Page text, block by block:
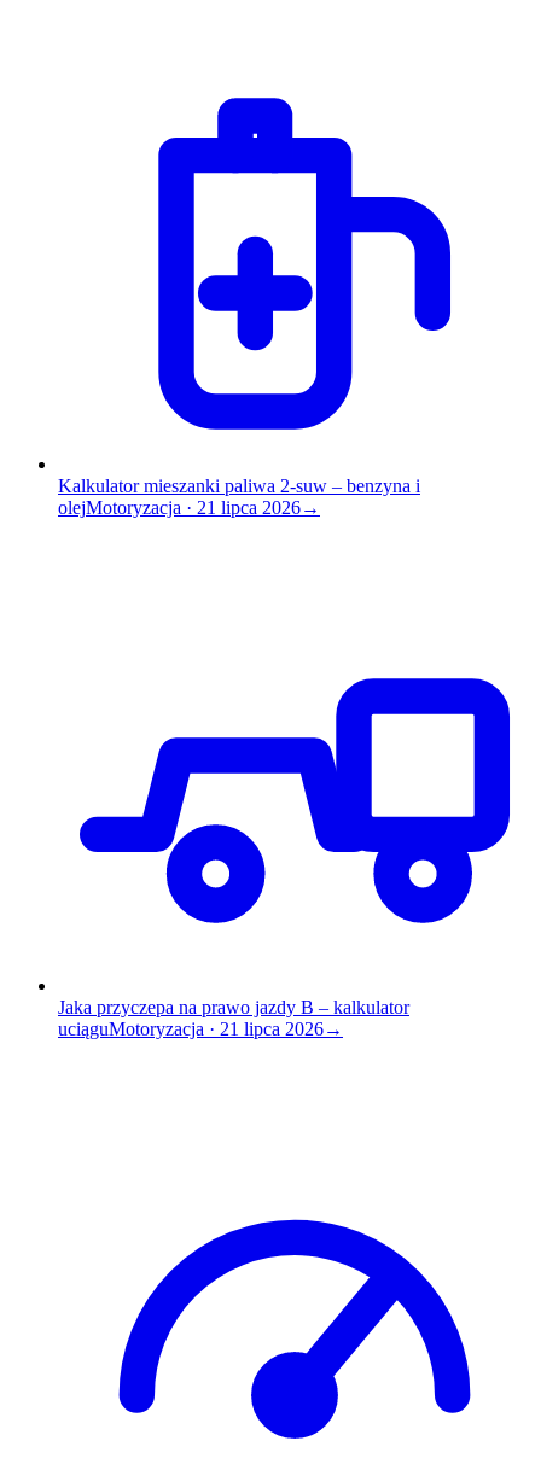
Kalkulator mieszanki paliwa 2-suw – benzyna i
olejMotoryzacja · 21 lipca 2026→
Jaka przyczepa na prawo jazdy B – kalkulator
uciąguMotoryzacja · 21 lipca 2026→